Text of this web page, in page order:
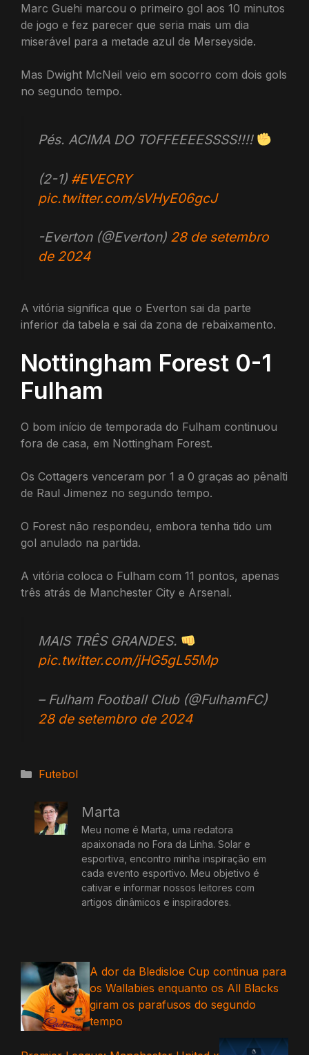
Marc Guehi marcou o primeiro gol aos 10 minutos
de jogo e fez parecer que seria mais um dia
miserável para a metade azul de Merseyside.
Mas Dwight McNeil veio em socorro com dois gols
no segundo tempo.
Pés. ACIMA DO TOFFEEEESSSS!!!!
(2-1) #EVECRY
pic.twitter.com/sVHyE06gcJ
-Everton (@Everton) 28 de setembro
de 2024
A vitória significa que o Everton sai da parte
inferior da tabela e sai da zona de rebaixamento.
Nottingham Forest 0-1
Fulham
O bom início de temporada do Fulham continuou
fora de casa, em Nottingham Forest.
Os Cottagers venceram por 1 a 0 graças ao pênalti
de Raul Jimenez no segundo tempo.
O Forest não respondeu, embora tenha tido um
gol anulado na partida.
A vitória coloca o Fulham com 11 pontos, apenas
três atrás de Manchester City e Arsenal.
MAIS TRÊS GRANDES.
pic.twitter.com/jHG5gL55Mp
– Fulham Football Club (@FulhamFC)
28 de setembro de 2024
Categorias
Futebol
Marta
Meu nome é Marta, uma redatora
apaixonada no Fora da Linha. Solar e
esportiva, encontro minha inspiração em
cada evento esportivo. Meu objetivo é
cativar e informar nossos leitores com
artigos dinâmicos e inspiradores.
A dor da Bledisloe Cup continua para
os Wallabies enquanto os All Blacks
giram os parafusos do segundo
tempo